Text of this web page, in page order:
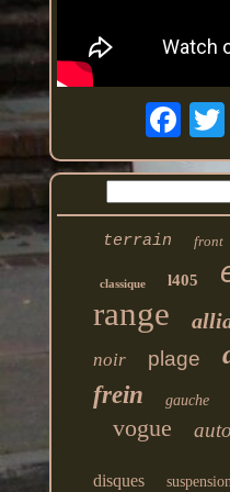
terrain front
classique l405
range
noir plage
frein gauche
vogue
disques suspension